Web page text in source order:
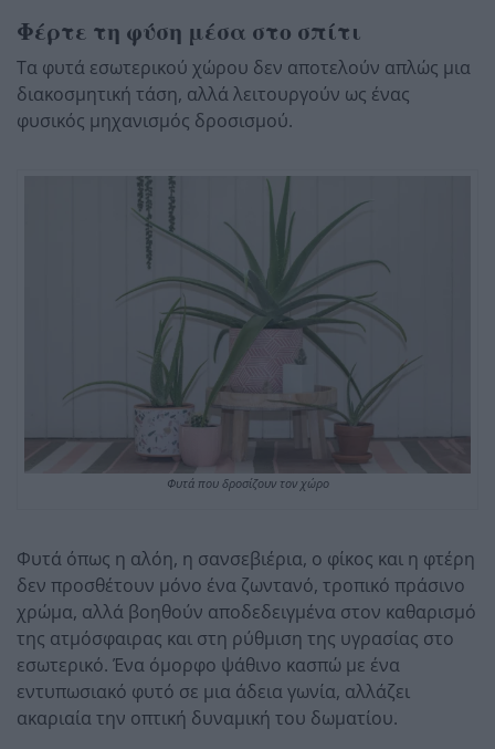
Φέρτε τη φύση μέσα στο σπίτι
Τα φυτά εσωτερικού χώρου δεν αποτελούν απλώς μια
διακοσμητική τάση, αλλά λειτουργούν ως ένας
φυσικός μηχανισμός δροσισμού.
Φυτά που δροσίζουν τον χώρο
Φυτά όπως η αλόη, η σανσεβιέρια, ο φίκος και η φτέρη
δεν προσθέτουν μόνο ένα ζωντανό, τροπικό πράσινο
χρώμα, αλλά βοηθούν αποδεδειγμένα στον καθαρισμό
της ατμόσφαιρας και στη ρύθμιση της υγρασίας στο
εσωτερικό. Ένα όμορφο ψάθινο κασπώ με ένα
εντυπωσιακό φυτό σε μια άδεια γωνία, αλλάζει
ακαριαία την οπτική δυναμική του δωματίου.